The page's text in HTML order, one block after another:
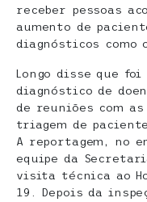
receber pessoas
aumento de
diagnósticos como
Longo disse que
diagnóstico de
de reuniões com
triagem de
A reportagem, no
equipe da
visita técnica ao
19. Depois da